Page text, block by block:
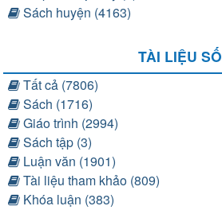
Sách huyện (4163)
TÀI LIỆU SỐ
Tất cả (7806)
Sách (1716)
Giáo trình (2994)
Sách tập (3)
Luận văn (1901)
Tài liệu tham khảo (809)
Khóa luận (383)